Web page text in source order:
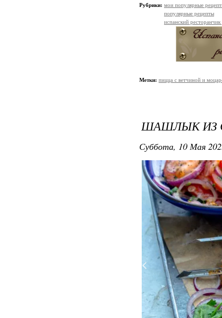
Рубрики: мои популярные
популярные рецепты
испанский
Метки: пицца с ветчиной и
ШАШЛЫК ИЗ
Суббота, 10 Мая